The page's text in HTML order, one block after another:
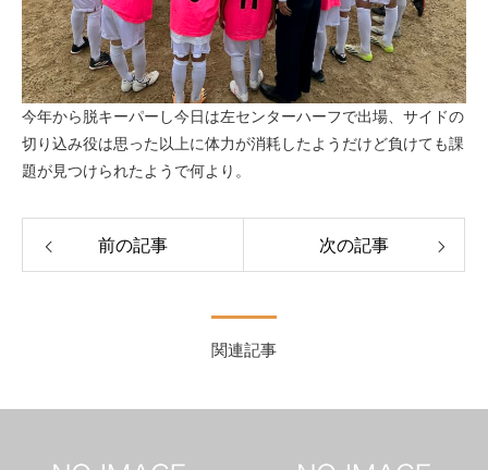
今年から脱キーパーし今日は左センターハーフで出場、サイドの
切り込み役は思った以上に体力が消耗したようだけど負けても課
題が見つけられたようで何より。
前の記事 次の記事
関連記事